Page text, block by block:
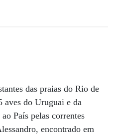
das praias do Rio de
aves do Uruguai e da
País pelas correntes
encontrado em